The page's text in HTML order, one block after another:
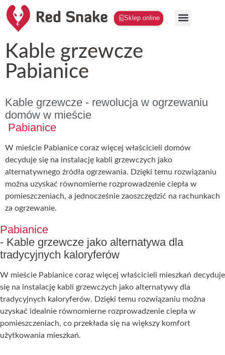
Sklep online
Kable grzewcze
Pabianice
Kable grzewcze - rewolucja w ogrzewaniu
domów w mieście
Pabianice
W mieście Pabianice coraz więcej właścicieli domów
decyduje się na instalację kabli grzewczych jako
alternatywnego źródła ogrzewania. Dzięki temu rozwiązaniu
można uzyskać równomierne rozprowadzenie ciepła w
pomieszczeniach, a jednocześnie zaoszczędzić na rachunkach
za ogrzewanie.
Pabianice
- Kable grzewcze jako alternatywa dla
tradycyjnych kaloryferów
W mieście Pabianice coraz więcej właścicieli mieszkań decyduje
się na instalację kabli grzewczych jako alternatywy dla
tradycyjnych kaloryferów. Dzięki temu rozwiązaniu można
uzyskać idealnie równomierne rozprowadzenie ciepła w
pomieszczeniach, co przekłada się na większy komfort
użytkowania mieszkań.